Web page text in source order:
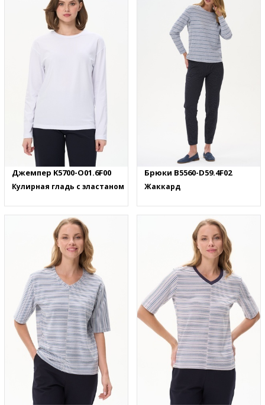
Джемпер K5700-O01.6F00
Кулирная гладь с эластаном
Брюки B5560-D59.4F02
Жаккард